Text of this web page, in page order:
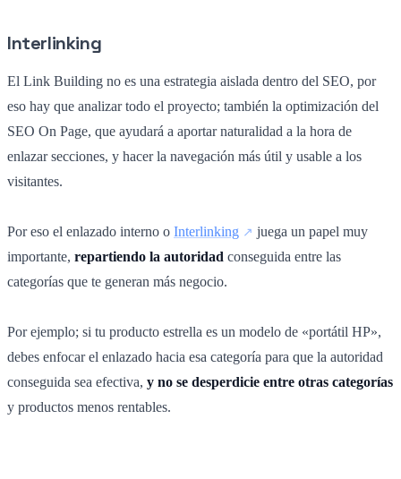
Interlinking
El Link Building no es una estrategia aislada dentro del SEO, por
eso hay que analizar todo el proyecto; también la optimización del
SEO On Page, que ayudará a aportar naturalidad a la hora de
enlazar secciones, y hacer la navegación más útil y usable a los
visitantes.
Por eso el enlazado interno o Interlinking
juega un papel muy
importante, repartiendo la autoridad conseguida entre las
categorías que te generan más negocio.
Por ejemplo; si tu producto estrella es un modelo de «portátil HP»,
debes enfocar el enlazado hacia esa categoría para que la autoridad
conseguida sea efectiva, y no se desperdicie entre otras categorías
y productos menos rentables.